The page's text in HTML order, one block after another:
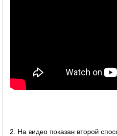
2. На видео показан второй